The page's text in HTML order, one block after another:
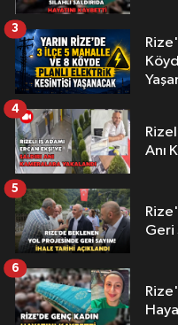
3
Anı
4
Geri
5
6